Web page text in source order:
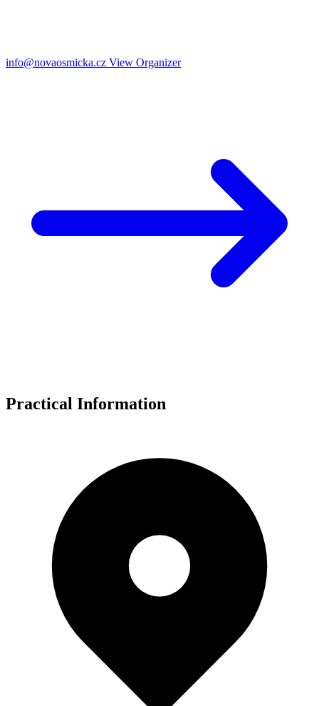
info@novaosmicka.cz View Organizer
Practical Information